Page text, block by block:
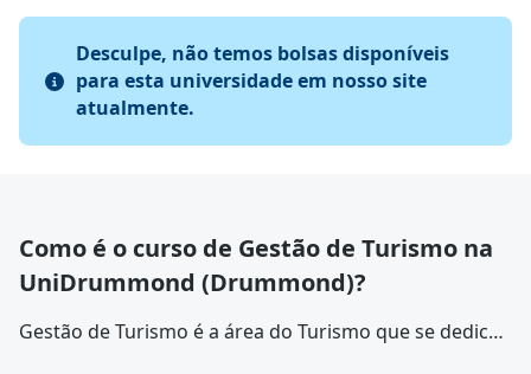
Desculpe, não temos bolsas disponíveis
para esta universidade em nosso site
atualmente.
Como é o curso de Gestão de Turismo na
UniDrummond (Drummond)?
Gestão de Turismo é a área do Turismo que se dedica